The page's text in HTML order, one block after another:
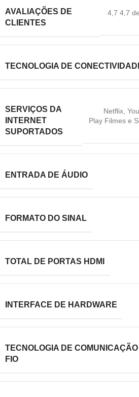
AVALIAÇÕES DE
CLIENTES
4,7 4,7
TECNOLOGIA DE
SERVIÇOS DA
INTERNET
SUPORTADOS
Netflix
Play Filmes e
ENTRADA DE ÁUDIO
FORMATO DO SINAL
TOTAL DE PORTAS HDMI
INTERFACE DE HARDWARE
TECNOLOGIA DE COMUNICAÇÃO
FIO